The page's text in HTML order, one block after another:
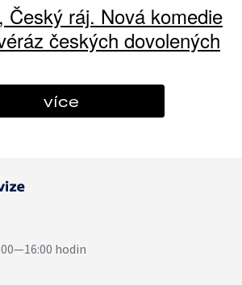
Český ráj. Nová komedie
českých dovolených
více